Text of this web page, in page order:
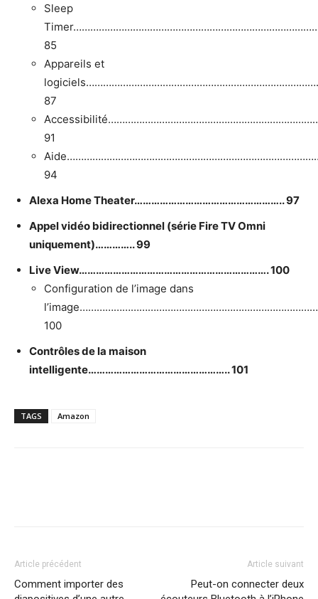
Sleep
85
Appareils et
87
91
94
Alexa Home Theater…………………………………………….. 97
Appel vidéo bidirectionnel (série Fire TV Omni
uniquement)………….. 99
Live View…………………………………………………………. 100
Configuration de l’image dans
100
Contrôles de la maison
intelligente………………………………………….. 101
TAGS Amazon
Article précédent
Comment importer des
Article suivant
Peut-on connecter deux